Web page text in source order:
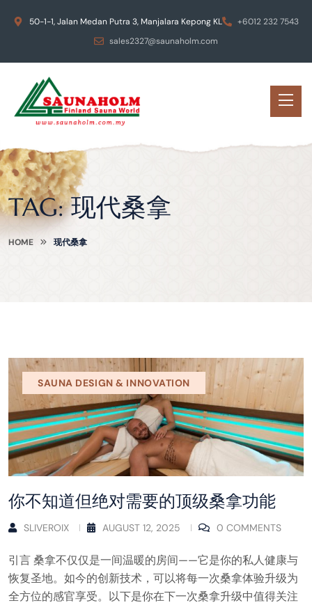
50-1-1, Jalan Medan Putra 3, Manjalara Kepong KL
+6012 232 7543
sales2327@saunaholm.com
TAG:现代桑拿
HOME 现代桑拿
SAUNA DESIGN & INNOVATION
你不知道但绝对需要的顶级桑拿功能
SLIVEROIX AUGUST 12, 2025 0 COMMENTS
引言 桑拿不仅仅是一间温暖的房间——它是你的私人健康与
恢复圣地。如今的创新技术，可以将每一次桑拿体验升级为
全方位的感官享受。以下是你在下一次桑拿升级中值得关注